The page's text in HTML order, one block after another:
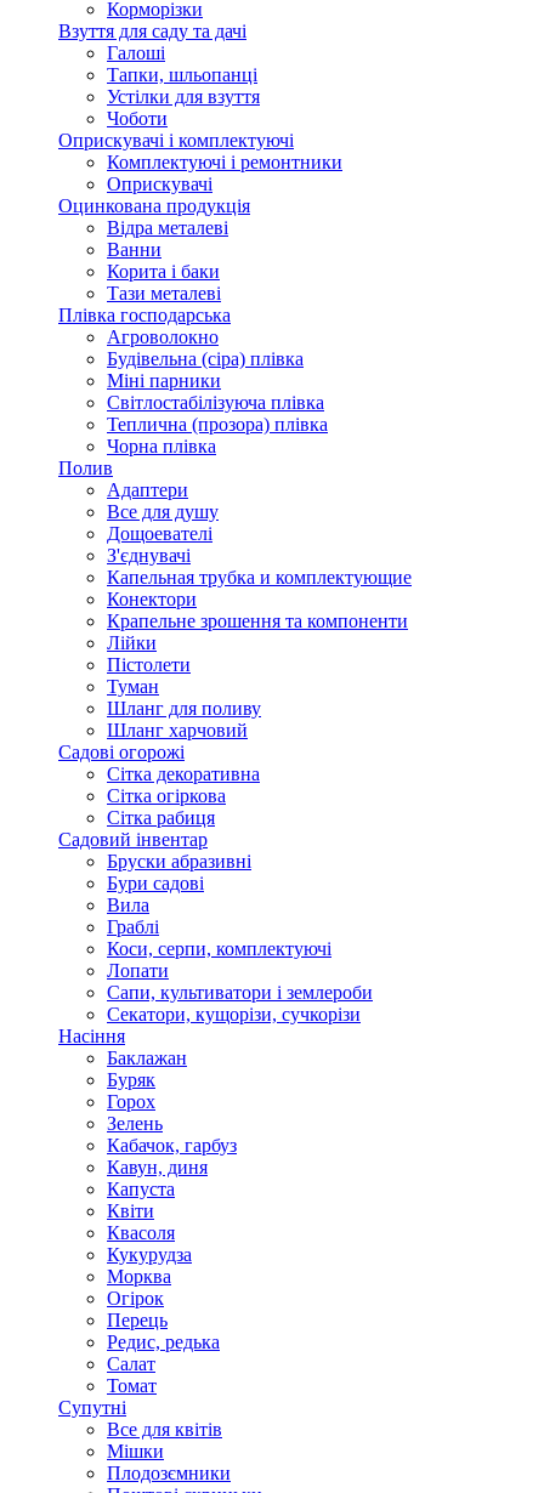
Корморізки
Взуття для саду та дачі
Галоші
Тапки, шльопанці
Устілки для взуття
Чоботи
Оприскувачі і комплектуючі
Комплектуючі і ремонтники
Оприскувачі
Оцинкована продукція
Відра металеві
Ванни
Корита і баки
Тази металеві
Плівка господарська
Агроволокно
Будівельна (сіра) плівка
Міні парники
Світлостабілізуюча плівка
Теплична (прозора) плівка
Чорна плівка
Полив
Адаптери
Все для душу
Дощоевателі
З'єднувачі
Капельная трубка и комплектующие
Конектори
Крапельне зрошення та компоненти
Лійки
Пістолети
Туман
Шланг для поливу
Шланг харчовий
Садові огорожі
Сітка декоративна
Сітка огіркова
Сітка рабиця
Садовий інвентар
Бруски абразивні
Бури садові
Вила
Граблі
Коси, серпи, комплектуючі
Лопати
Сапи, культиватори і землероби
Секатори, кущорізи, сучкорізи
Насіння
Баклажан
Буряк
Горох
Зелень
Кабачок, гарбуз
Кавун, диня
Капуста
Квіти
Квасоля
Кукурудза
Морква
Огірок
Перець
Редис, редька
Салат
Томат
Супутні
Все для квітів
Мішки
Плодозємники